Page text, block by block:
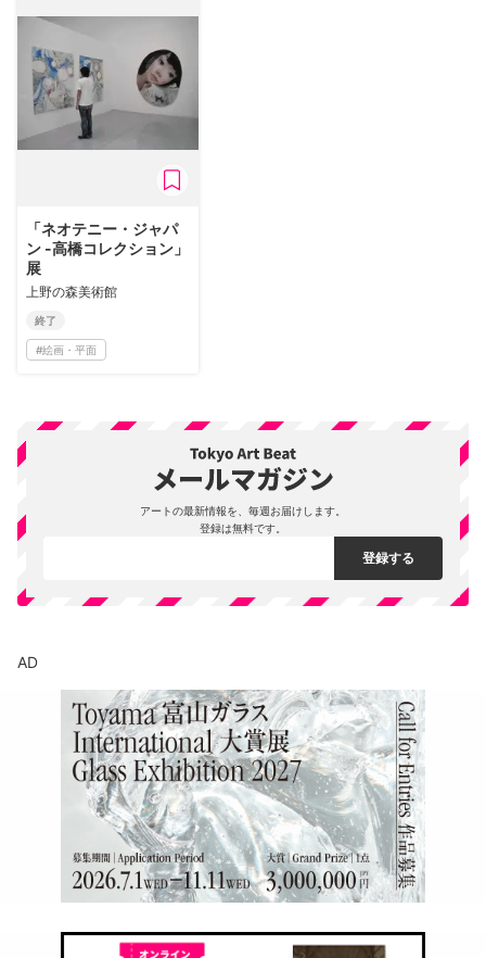
「ネオテニー・ジャパ
ン -高橋コレクション」
展
上野の森美術館
終了
#絵画・平面
アートの最新情報を、毎週お届けします。
登録は無料です。
AD